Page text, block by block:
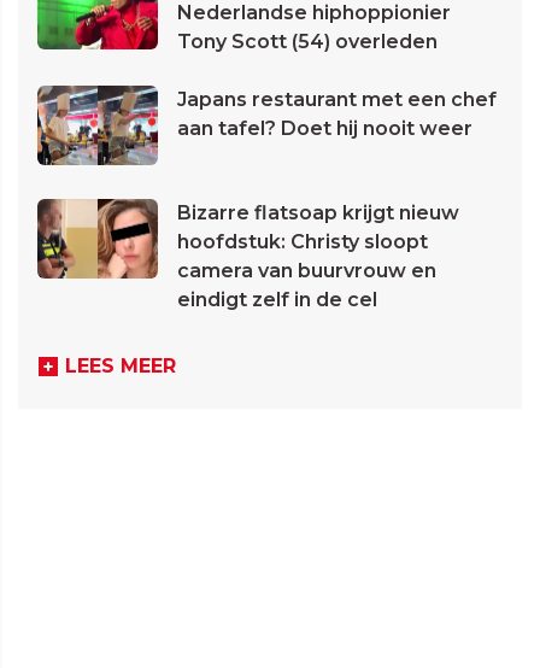
Nederlandse hiphoppionier
Tony Scott (54) overleden
Japans restaurant met een chef
aan tafel? Doet hij nooit weer
Bizarre flatsoap krijgt nieuw
hoofdstuk: Christy sloopt
camera van buurvrouw en
eindigt zelf in de cel
LEES MEER